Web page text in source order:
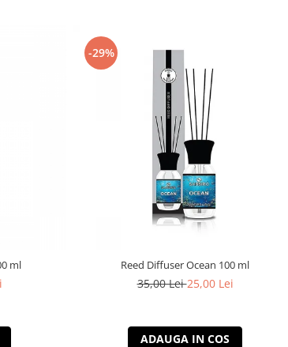
ml
-29%
Reed Diffuser Ocean 100 ml
35,00 Lei25,00 Lei
ADAUGA IN COS